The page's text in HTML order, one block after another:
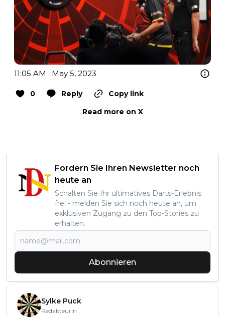
11:05 AM · May 5, 2023
0 Reply
Copy link
Read more on X
Fordern Sie Ihren Newsletter noch
heute an
Schalten Sie Ihr ultimatives Darts-Erlebnis
frei - melden Sie sich noch heute an, um
exklusiven Zugang zu den Top-Stories zu
erhalten.
Abonnieren
Sylke Puck
Redakteurin